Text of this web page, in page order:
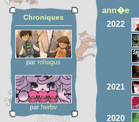
Chroniques
par rohagus
par herbv
ann�e
2022
2021
2020